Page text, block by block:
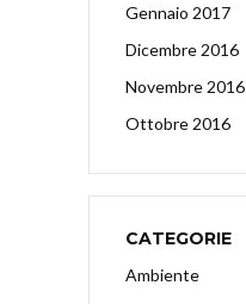
Gennaio 2017
Dicembre 2016
Novembre 2016
Ottobre 2016
CATEGORIE
Ambiente